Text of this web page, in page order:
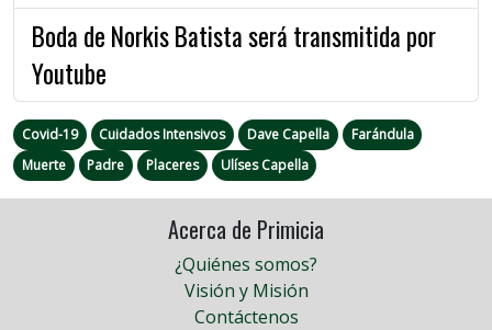
Boda de Norkis Batista será transmitida por
Youtube
Covid-19 Cuidados Intensivos Dave Capella
Farándula
Muerte
Padre Placeres Ulíses Capella
Acerca de Primicia
¿Quiénes somos?
Visión y Misión
Contáctenos